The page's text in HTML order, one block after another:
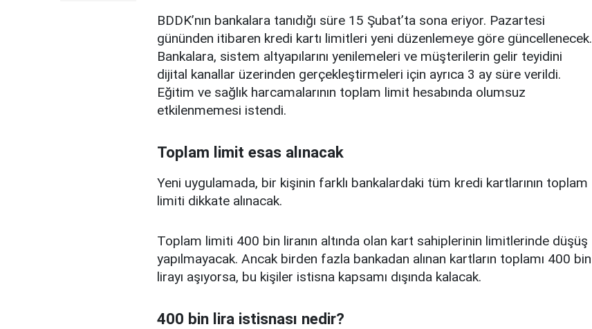
BDDK’nın bankalara tanıdığı süre 15 Şubat’ta sona eriyor. Pazartesi
gününden itibaren kredi kartı limitleri yeni düzenlemeye göre güncellenecek.
Bankalara, sistem altyapılarını yenilemeleri ve müşterilerin gelir teyidini
dijital kanallar üzerinden gerçekleştirmeleri için ayrıca 3 ay süre verildi.
Eğitim ve sağlık harcamalarının toplam limit hesabında olumsuz
etkilenmemesi istendi.
Toplam limit esas alınacak
Yeni uygulamada, bir kişinin farklı bankalardaki tüm kredi kartlarının toplam
limiti dikkate alınacak.
Toplam limiti 400 bin liranın altında olan kart sahiplerinin limitlerinde düşüş
yapılmayacak. Ancak birden fazla bankadan alınan kartların toplamı 400 bin
lirayı aşıyorsa, bu kişiler istisna kapsamı dışında kalacak.
400 bin lira istisnası nedir?